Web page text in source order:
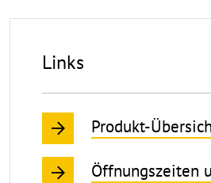
Links
Produkt-
Öffnungszeiten